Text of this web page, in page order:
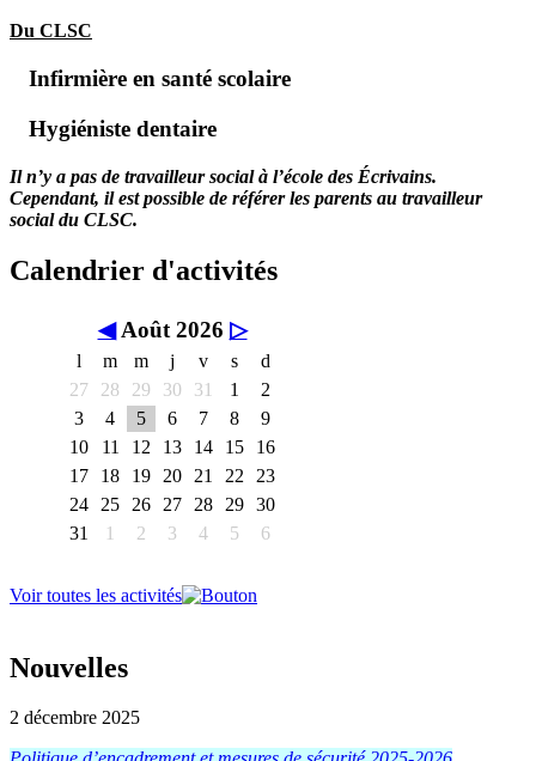
Du CLSC
Infirmière en santé scolaire
Hygiéniste dentaire
Il n’y a pas de travailleur social à l’école des Écrivains.
Cependant, il est possible de référer les parents au travailleur
social du CLSC.
Calendrier d'activités
◀ Août 2026 ▷
l m m j v s
d
27
28 29 30 31 1
2
3
4 5 6 7 8
9
10
11 12 13 14 15
16
17
18 19 20 21 22
23
24
25 26 27 28 29 30
31
1 2 3 4 5 6
Voir toutes les activités
Nouvelles
2 décembre 2025